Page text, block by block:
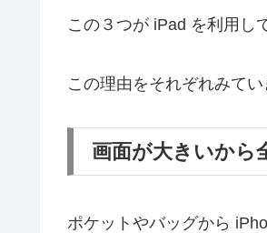
この３つが iPad を利用し
この理由をそれぞれみてい
画面が大きいから
ポケットやバッグから